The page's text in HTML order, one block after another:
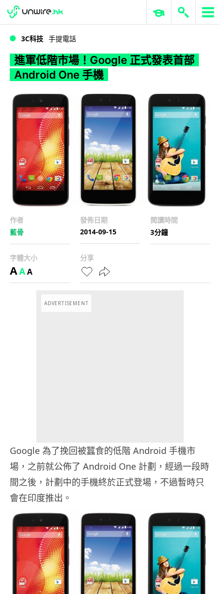
WWDC 2026 ERP 與商業 AI
3C科技 手提電話
進軍低階市場！Google 正式發表首部
Android One 手機
作者
藍骨
發佈日期
2014-09-15
閱讀時間
3分鐘
字體大小
AAA
分享
ADVERTISEMENT
Google 為了挽回被蠶食的低階 Android 手機市
場，之前就公佈了 Android One 計劃，經過一段時
間之後，計劃中的手機終於正式登場，不過暫時只
會在印度推出。